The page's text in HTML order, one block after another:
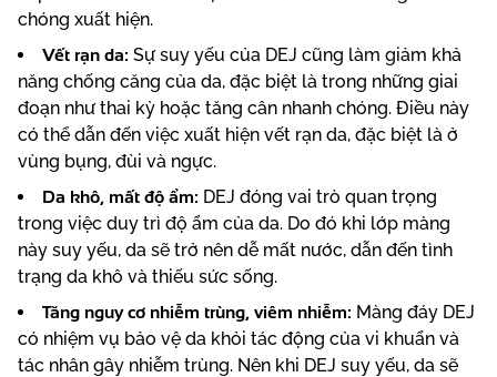
chóng xuất hiện.
Vết rạn da: Sự suy yếu của DEJ cũng làm giảm khả
năng chống căng của da, đặc biệt là trong những giai
đoạn như thai kỳ hoặc tăng cân nhanh chóng. Điều này
có thể dẫn đến việc xuất hiện vết rạn da, đặc biệt là ở
vùng bụng, đùi và ngực.
Da khô, mất độ ẩm: DEJ đóng vai trò quan trọng
trong việc duy trì độ ẩm của da. Do đó khi lớp màng
này suy yếu, da sẽ trở nên dễ mất nước, dẫn đến tình
trạng da khô và thiếu sức sống.
Tăng nguy cơ nhiễm trùng, viêm nhiễm: Màng đáy DEJ
có nhiệm vụ bảo vệ da khỏi tác động của vi khuẩn và
tác nhân gây nhiễm trùng. Nên khi DEJ suy yếu, da sẽ